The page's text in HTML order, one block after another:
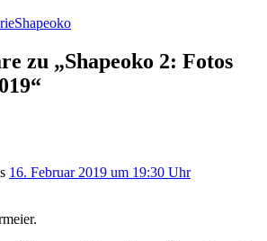
Shapeoko
zu „Shapeoko 2: Fotos
16. Februar 2019 um 19:30 Uhr